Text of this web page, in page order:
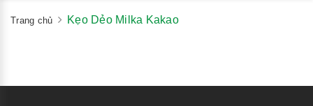
Trang chủ Kẹo Dẻo Milka Kakao